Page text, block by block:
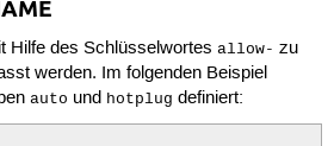
Hilfe des Schlüsselwortes allow- zu
werden. Im folgenden Beispiel
auto und hotplug definiert: